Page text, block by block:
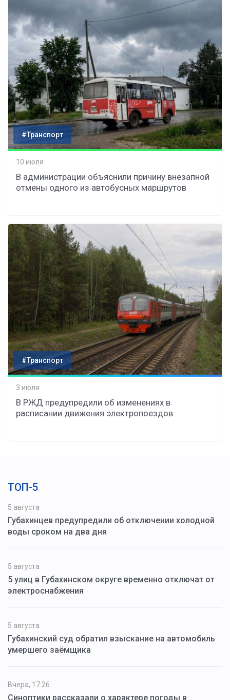
#Транспорт
10 июля
В администрации объяснили причину внезапной
отмены одного из автобусных маршрутов
#Транспорт
3 июля
В РЖД предупредили об изменениях в
расписании движения электропоездов
ТОП-5
5 августа
Губахинцев предупредили об отключении холодной
воды сроком на два дня
5 августа
5 улиц в Губахинском округе временно отключат от
электроснабжения
5 августа
Губахинский суд обратил взыскание на автомобиль
умершего заёмщика
Вчера, 17:26
Синоптики рассказали о характере погоды в